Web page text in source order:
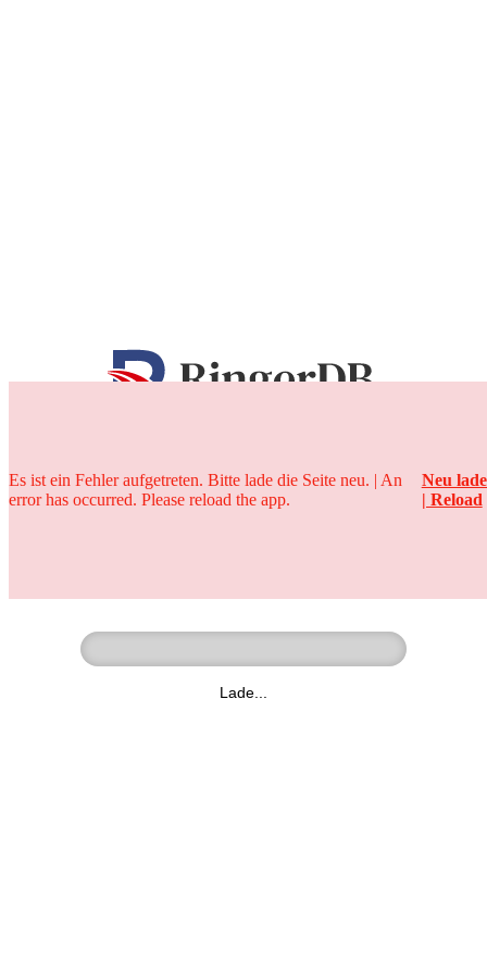
25 Jahre
Lade...
Es ist ein Fehler aufgetreten. Bitte lade die Seite neu. | An
error has occurred. Please reload the app.
Neu
| Reload